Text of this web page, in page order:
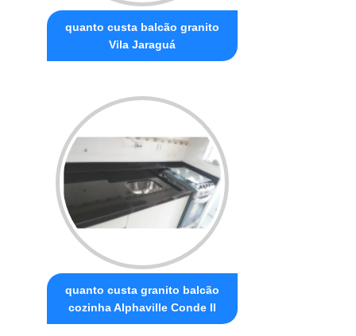
quanto custa balcão granito
Vila Jaraguá
quanto custa granito balcão
cozinha Alphaville Conde II